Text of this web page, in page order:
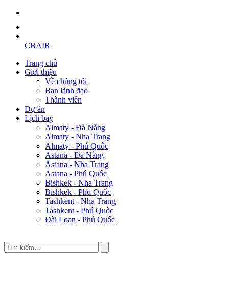
CBAIR
Trang chủ
Giới thiệu
Về chúng tôi
Ban lãnh đạo
Thành viên
Dự án
Lịch bay
Almaty - Đà Nẵng
Almaty - Nha Trang
Almaty - Phú Quốc
Astana - Đà Nẵng
Astana - Nha Trang
Astana - Phú Quốc
Bishkek - Nha Trang
Bishkek - Phú Quốc
Tashkent - Nha Trang
Tashkent - Phú Quốc
Đài Loan - Phú Quốc